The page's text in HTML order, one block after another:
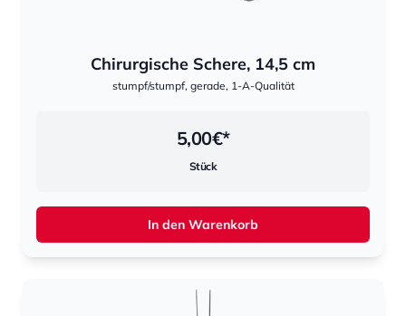
Chirurgische Schere, 14,5 cm
stumpf/stumpf, gerade, 1-A-Qualität
5,00€*
Stück
In den Warenkorb